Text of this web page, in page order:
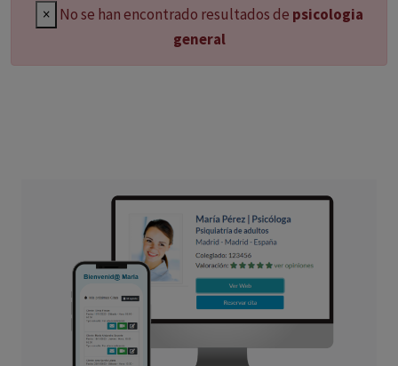
× No se han encontrado resultados de psicologia
general